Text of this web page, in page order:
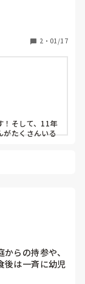
自分の保育が
ころでした。
もありますが、
んて自分には絶
どうこの気持
2 ・ 01/17
！そして、11年
がたくさんいる
も大変でした…
よりますよ
とを私なら言
らの持参や、
後は一斉に幼児